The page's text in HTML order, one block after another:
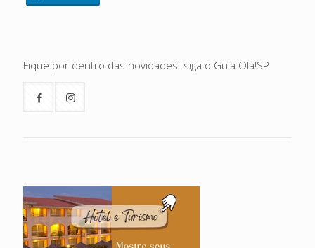
Fique por dentro das novidades: siga o Guia Olá!SP